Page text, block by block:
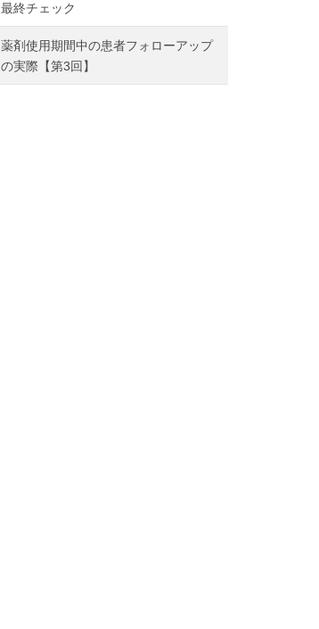
最終チェック
薬剤使用期間中の患者フォローアップ
の実際【第3回】